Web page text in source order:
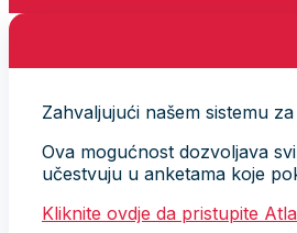
Zahvaljujući našem sistemu
Ova mogućnost dozvoljava
učestvuju u anketama koje
Kliknite ovdje da pristupite